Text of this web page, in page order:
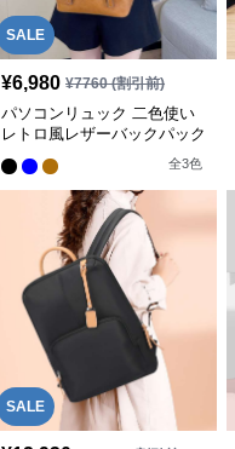
SALE
¥6,980 ¥7760(割引前)
パソコンリュック 二色使い
レトロ風レザーバックパック
全3色
SALE